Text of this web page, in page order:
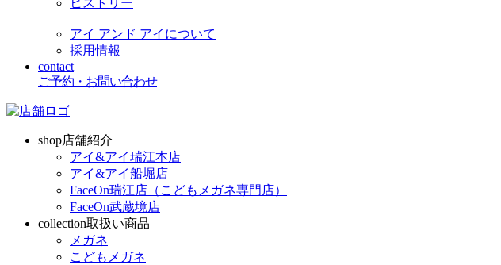
ヒストリー
アイ アンド アイについて
採用情報
contact
ご予約・お問い合わせ
shop店舗紹介
アイ&アイ瑞江本店
アイ&アイ船堀店
FaceOn瑞江店（こどもメガネ専門店）
FaceOn武蔵境店
collection取扱い商品
メガネ
こどもメガネ